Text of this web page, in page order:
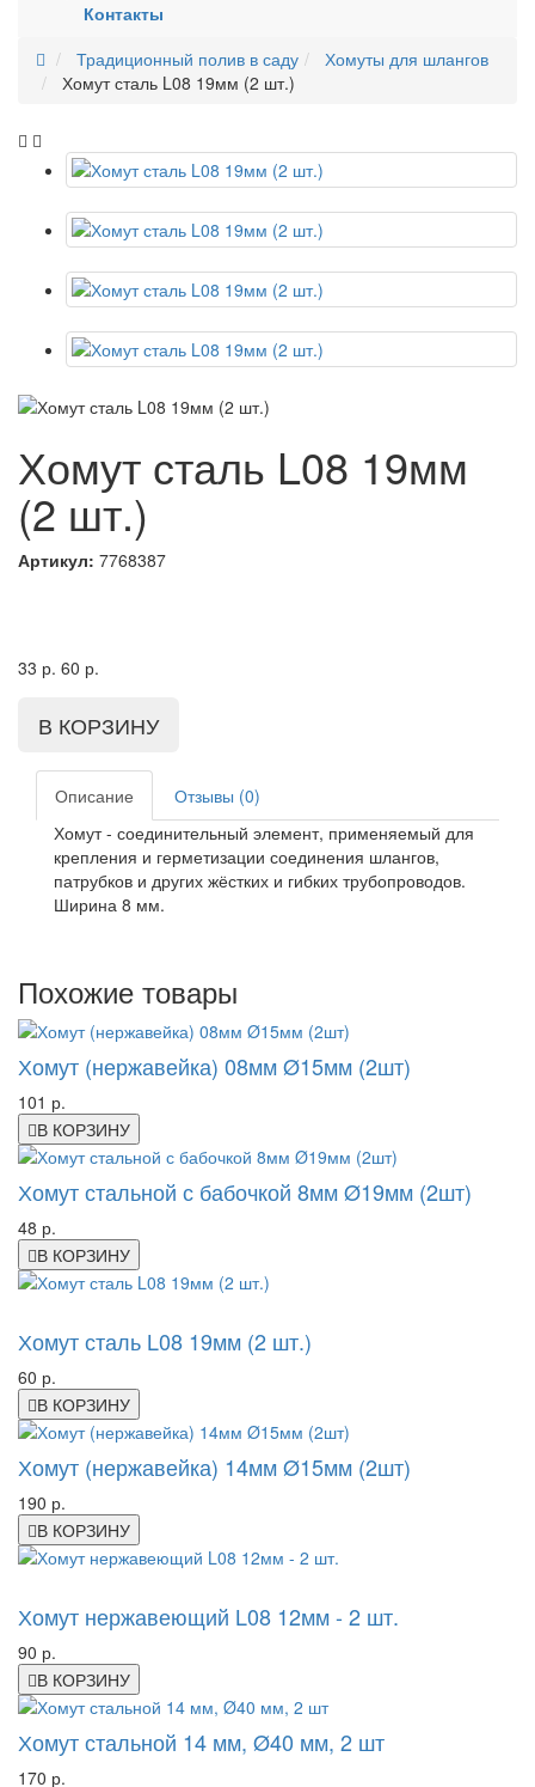
Контакты
Традиционный полив в саду
Хомуты для шлангов
Хомут сталь L08 19мм (2 шт.)
Хомут сталь L08 19мм
(2 шт.)
Артикул: 7768387
33 р. 60 р.
Описание
Отзывы (0)
Хомут - соединительный элемент, применяемый для
крепления и герметизации соединения шлангов,
патрубков и других жёстких и гибких трубопроводов.
Ширина 8 мм.
Похожие товары
Хомут (нержавейка) 08мм Ø15мм (2шт)
101 р.
В КОРЗИНУ
Хомут стальной с бабочкой 8мм Ø19мм (2шт)
48 р.
В КОРЗИНУ
Хомут сталь L08 19мм (2 шт.)
60 р.
В КОРЗИНУ
Хомут (нержавейка) 14мм Ø15мм (2шт)
190 р.
В КОРЗИНУ
Хомут нержавеющий L08 12мм - 2 шт.
90 р.
В КОРЗИНУ
Хомут стальной 14 мм, Ø40 мм, 2 шт
170 р.